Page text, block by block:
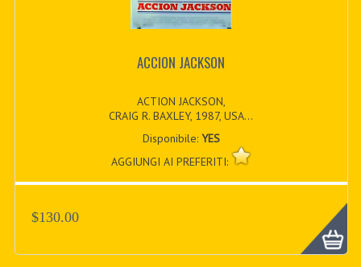
ACCION JACKSON
ACTION JACKSON,
CRAIG R. BAXLEY, 1987, USA...
Disponibile: YES
AGGIUNGI AI PREFERITI:
$130.00